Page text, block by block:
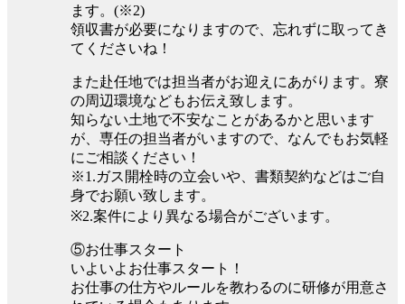
ます。(※2)
領収書が必要になりますので、忘れずに取ってき
てくださいね！
また赴任地では担当者がお迎えにあがります。寮
の周辺環境などもお伝え致します。
知らない土地で不安なことがあるかと思います
が、専任の担当者がいますので、なんでもお気軽
にご相談ください！
※1.ガス開栓時の立会いや、書類契約などはご自
身でお願い致します。
※2.案件により異なる場合がございます。
⑤お仕事スタート
いよいよお仕事スタート！
お仕事の仕方やルールを教わるのに研修が用意さ